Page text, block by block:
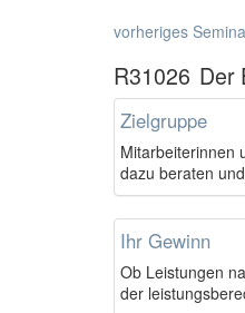
vorheriges
R31026 Der
Zielgruppe
Mitarbeiterinnen
dazu beraten
Ihr Gewinn
Ob Leistungen
der